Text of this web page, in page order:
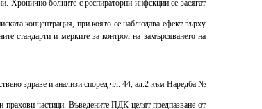
Хронично болните с респираторни инфекции се засягат
концентрация, при която се наблюдава ефект върху
стандарти и мерките за контрол на замърсяването на
здраве и анализи според чл. 44, ал.2 към Наредба №
частици. Въведените ПДК целят предпазване от